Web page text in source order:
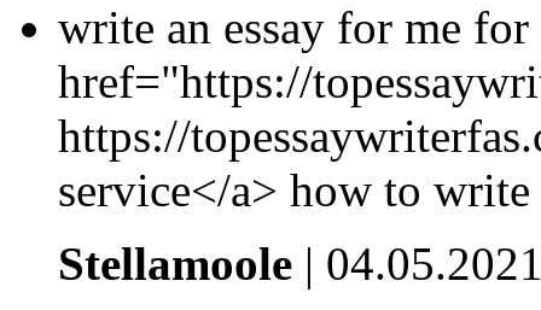
write an essay for me for
href="https://
https://
service</a> how to write
Stellamoole |